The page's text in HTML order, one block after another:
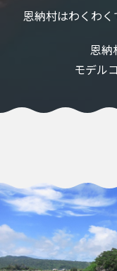
恩納村はわくわく
恩納
モデル